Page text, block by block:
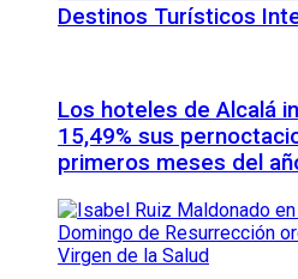
Destinos Turísticos
Los hoteles de Alcalá
15,49% sus
primeros meses del